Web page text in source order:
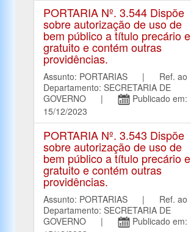
PORTARIA Nº. 3.544 Dispõe
sobre autorização de uso de
bem público a título precário e
gratuito e contém outras
providências.
Assunto: PORTARIAS | Ref. ao
Departamento: SECRETARIA DE
GOVERNO |
Publicado em:
15/12/2023
PORTARIA Nº. 3.543 Dispõe
sobre autorização de uso de
bem público a título precário e
gratuito e contém outras
providências.
Assunto: PORTARIAS | Ref. ao
Departamento: SECRETARIA DE
GOVERNO |
Publicado em: